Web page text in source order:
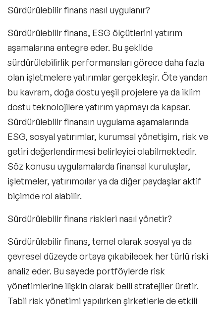
Sürdürülebilir finans nasıl uygulanır?
Sürdürülebilir finans, ESG ölçütlerini yatırım
aşamalarına entegre eder. Bu şekilde
sürdürülebilirlik performansları görece daha fazla
olan işletmelere yatırımlar gerçekleşir. Öte yandan
bu kavram, doğa dostu yeşil projelere ya da iklim
dostu teknolojilere yatırım yapmayı da kapsar.
Sürdürülebilir finansın uygulama aşamalarında
ESG, sosyal yatırımlar, kurumsal yönetişim, risk ve
getiri değerlendirmesi belirleyici olabilmektedir.
Söz konusu uygulamalarda finansal kuruluşlar,
işletmeler, yatırımcılar ya da diğer paydaşlar aktif
biçimde rol alabilir.
Sürdürülebilir finans riskleri nasıl yönetir?
Sürdürülebilir finans, temel olarak sosyal ya da
çevresel düzeyde ortaya çıkabilecek her türlü riski
analiz eder. Bu sayede portföylerde risk
yönetimlerine ilişkin olarak belli stratejiler üretir.
Tabii risk yönetimi yapılırken şirketlerle de etkili